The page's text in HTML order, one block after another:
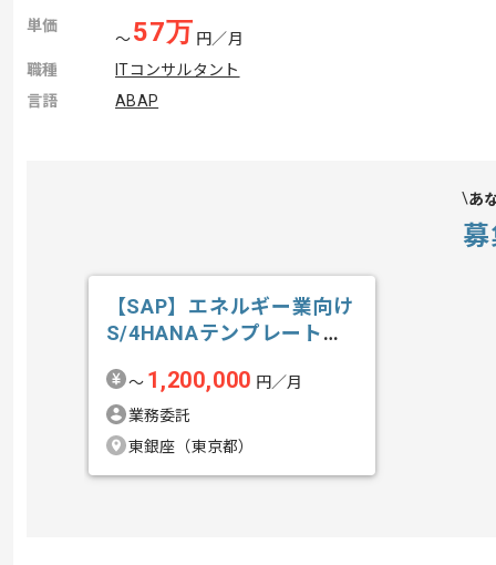
単価
〜57万 円／月
職種
ITコンサルタント
言語
ABAP
あ
【SAP】エネルギー業向け
S/4HANAテンプレート導
〜 1,200,000 円／月
業務委託
東銀座（東京都）